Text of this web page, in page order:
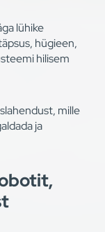
lühike
hügieen,
hilisem
mille
ja